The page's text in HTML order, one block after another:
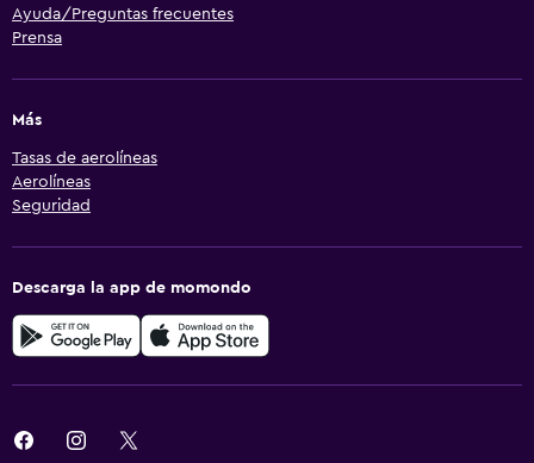
Ayuda/Preguntas frecuentes
Prensa
Más
Tasas de aerolíneas
Aerolíneas
Seguridad
Descarga la app de momondo